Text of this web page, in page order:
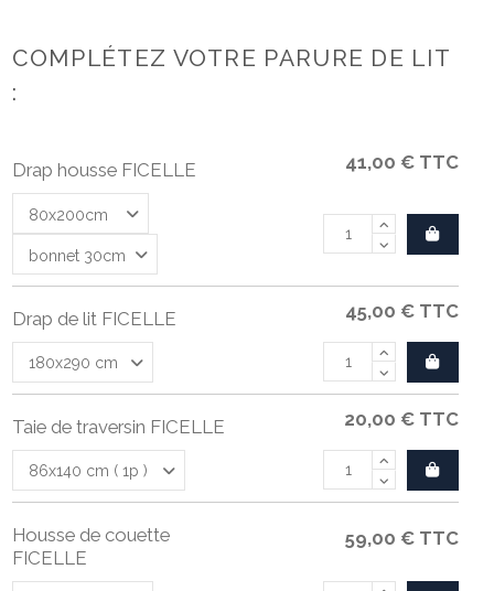
COMPLÉTEZ VOTRE PARURE DE LIT
:
Drap housse FICELLE 41,00 € TTC
Drap de lit FICELLE 45,00 € TTC
Taie de traversin FICELLE 20,00 € TTC
Housse de couette
FICELLE
59,00 € TTC